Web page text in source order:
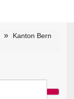
Kanton Bern